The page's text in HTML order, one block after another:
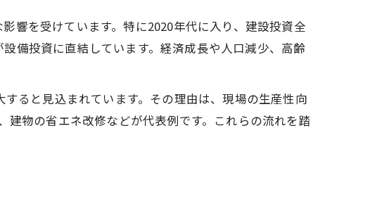
響を受けています。特に2020年代に入り、建設投資全
備投資に直結しています。経済成長や人口減少、高齢
ると見込まれています。その理由は、現場の生産性向
物の省エネ改修などが代表例です。これらの流れを踏